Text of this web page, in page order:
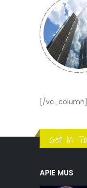
[/
Get In
APIE MUS